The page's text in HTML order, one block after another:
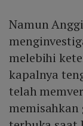
Namun
melebihi
kapalnya
telah